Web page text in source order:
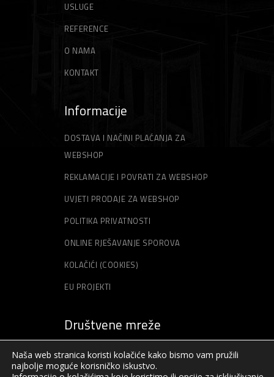
USLUGE
REFERENCE
O NAMA
KONTAKT
Informacije
DOSTAVA I NAČINI PLAĆANJA ZA
WEBSHOP
REKLAMACIJE I POVRATI ZA WEBSHOP
UVJETI PRODAJE ZA WEBSHOP
POLITIKA PRIVATNOSTI
ONLINE RJEŠAVANJE SPOROVA
KOLAČIĆI (COOKIES)
EU PROJEKTI
Društvene mreže
Naša web stranica koristi kolačiće kako bismo vam pružili
najbolje moguće korisničko iskustvo.